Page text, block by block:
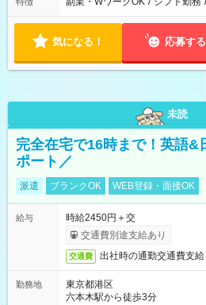
気になる！ 応募する
未読
完全在宅で16時まで！英語&
ポート／
派遣 ブランクOK WEB登録・面接OK
給与
時給2450円＋交
交通費別途支給あり
交通費 出社時の通勤交通費支給
勤務地
東京都港区
六本木駅から徒歩3分